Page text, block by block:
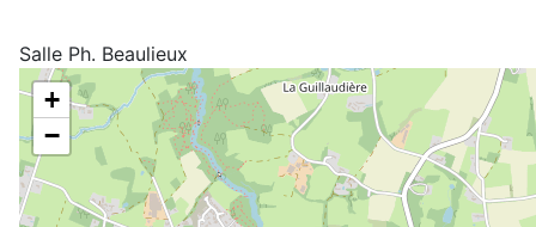
Salle Ph. Beaulieux
+
−